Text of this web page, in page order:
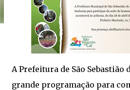
A Prefeitura de São Sebastião
grande programação para